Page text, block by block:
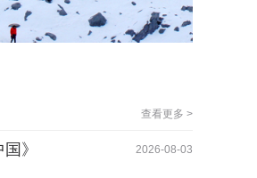
查看更多 >
》 2026-08-03